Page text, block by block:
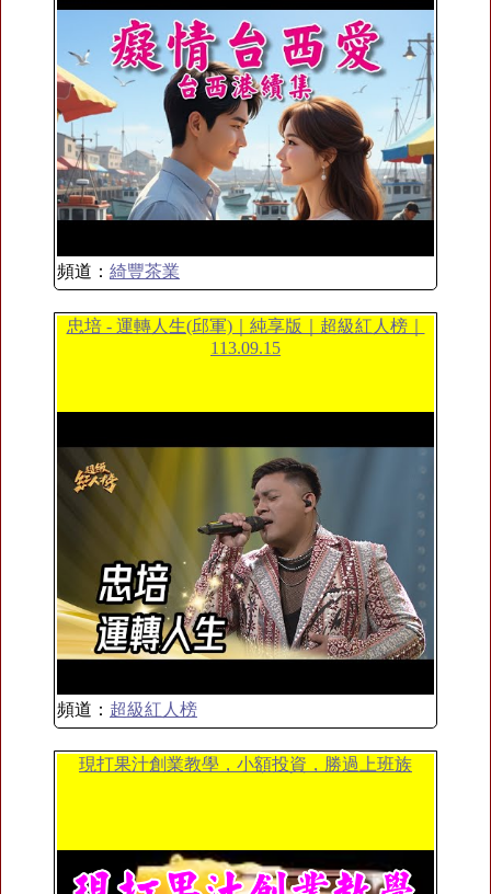
頻道： 綺豐茶業
忠培 - 運轉人生(邱軍)｜純享版｜超級紅人榜｜
113.09.15
頻道： 超級紅人榜
現打果汁創業教學，小額投資，勝過上班族